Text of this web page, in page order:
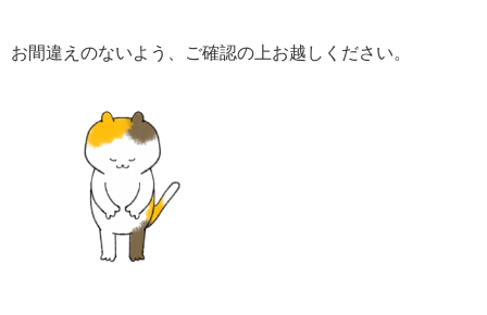
お間違えのないよう、ご確認の上お越しください。